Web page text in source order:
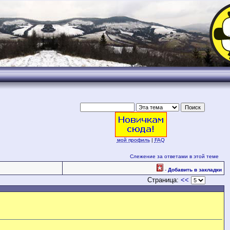
.
мой профиль| FAQ
Слежение за ответами в этой теме
- Добавить в закладки
Страница: <<